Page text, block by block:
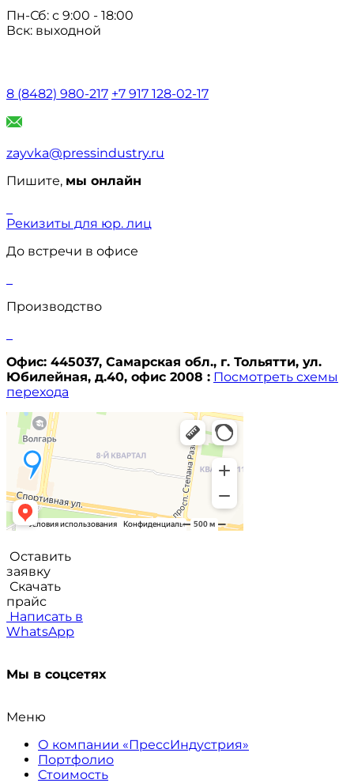
Пн-Сб: с 9:00 - 18:00
Вск: выходной
8 (8482) 980-217 +7 917 128-02-17
zayvka@pressindustry.ru
Пишите, мы онлайн
Рекизиты для юр. лиц
До встречи в офисе
Производство
Офис: 445037, Самарская обл., г. Тольятти, ул.
Юбилейная, д.40, офис 2008 : Посмотреть схемы
перехода
Оставить
заявку
Скачать
прайс
Написать в
WhatsApp
Мы в соцсетях
Меню
О компании «ПрессИндустрия»
Портфолио
Стоимость